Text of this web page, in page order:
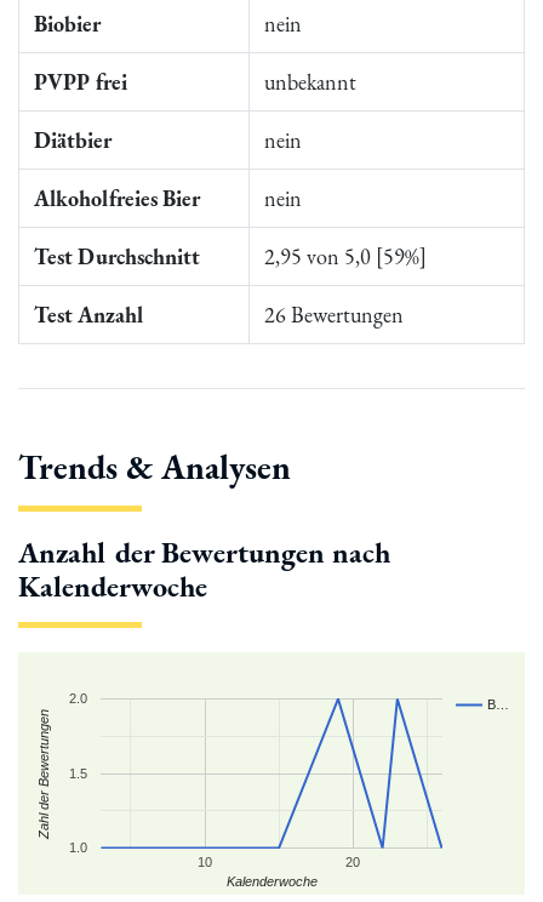
Biobier nein
PVPP frei unbekannt
Diätbier nein
Alkoholfreies Bier nein
Test Durchschnitt 2,95 von 5,0 [59%]
Test Anzahl 26 Bewertungen
Trends & Analysen
Anzahl der Bewertungen nach
Kalenderwoche
B…
10 20
1.0
1.5
2.0
Kalenderwoche
Zahl der Bewertungen